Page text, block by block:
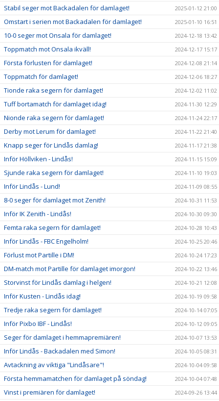
Stabil seger mot Backadalen för damlaget! 2025-01-12 21:00
Omstart i serien mot Backadalen för damlaget! 2025-01-10 16:51
10-0 seger mot Onsala för damlaget! 2024-12-18 13:42
Toppmatch mot Onsala ikväll! 2024-12-17 15:17
Första förlusten för damlaget! 2024-12-08 21:14
Toppmatch för damlaget! 2024-12-06 18:27
Tionde raka segern för damlaget! 2024-12-02 11:02
Tuff bortamatch för damlaget idag! 2024-11-30 12:29
Nionde raka segern för damlaget! 2024-11-24 22:17
Derby mot Lerum för damlaget! 2024-11-22 21:40
Knapp seger för Lindås damlag! 2024-11-17 21:38
Inför Höllviken - Lindås! 2024-11-15 15:09
Sjunde raka segern för damlaget! 2024-11-10 19:03
Inför Lindås - Lund! 2024-11-09 08:55
8-0 seger för damlaget mot Zenith! 2024-10-31 11:53
Inför IK Zenith - Lindås! 2024-10-30 09:30
Femta raka segern för damlaget! 2024-10-28 10:43
Inför Lindås - FBC Engelholm! 2024-10-25 20:46
Förlust mot Partille i DM! 2024-10-24 17:23
DM-match mot Partille för damlaget imorgon! 2024-10-22 13:46
Storvinst för Lindås damlag i helgen! 2024-10-21 12:08
Inför Kusten - Lindås idag! 2024-10-19 09:58
Tredje raka segern för damlaget! 2024-10-14 07:05
Inför Pixbo IBF - Lindås! 2024-10-12 09:05
Seger för damlaget i hemmapremiären! 2024-10-07 13:53
Inför Lindås - Backadalen med Simon! 2024-10-05 08:31
Avtackning av viktiga "Lindåsare"! 2024-10-04 09:58
Första hemmamatchen för damlaget på söndag! 2024-10-04 07:48
Vinst i premiären för damlaget! 2024-09-26 13:44